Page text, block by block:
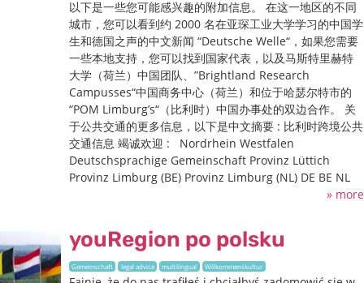
以下是一些您可能感兴趣的附加信息。 在这一地区的不同
城市，您可以看到约 2000 名在亚琛工业大学学习的中国学
生和德国之声的中文新闻 “Deutsche Welle“，如果您需要
一些本地支持，您可以找到国家代表，以及马斯特里赫特
大学（荷兰）中国团队、”Brightland Research
Campusses“中国商务中心（荷兰）和位于哈瑟尔特市的
“POM Limburg’s“（比利时）中国办事处的双边合作。 关
于公共交通的更多信息，以下是中文摘要 : 比利时跨境公共
交通信息 竭诚欢迎 : Nordrhein Westfalen
Deutschsprachige Gemeinschaft Provinz Lüttich
Provinz Limburg (BE) Provinz Limburg (NL) DE BE NL
» more
youRegion po polsku
Gemeinschaft legal advice multilingual Willkommenskultur